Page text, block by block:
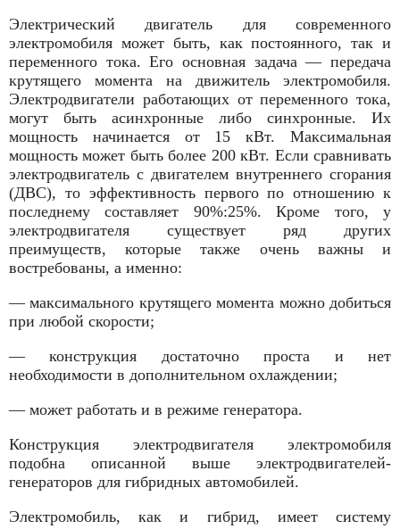
Электрический двигатель для современного
электромобиля может быть, как постоянного, так и
переменного тока. Его основная задача — передача
крутящего момента на движитель электромобиля.
Электродвигатели работающих от переменного тока,
могут быть асинхронные либо синхронные. Их
мощность начинается от 15 кВт. Максимальная
мощность может быть более 200 кВт. Если сравнивать
электродвигатель с двигателем внутреннего сгорания
(ДВС), то эффективность первого по отношению к
последнему составляет 90%:25%. Кроме того, у
электродвигателя существует ряд других
преимуществ, которые также очень важны и
востребованы, а именно:
— максимального крутящего момента можно добиться
при любой скорости;
— конструкция достаточно проста и нет
необходимости в дополнительном охлаждении;
— может работать и в режиме генератора.
Конструкция электродвигателя электромобиля
подобна описанной выше электродвигателей-
генераторов для гибридных автомобилей.
Электромобиль, как и гибрид, имеет систему